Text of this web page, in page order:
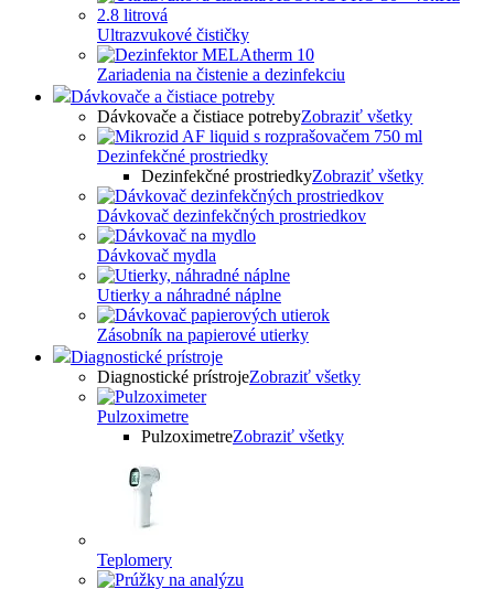
Ultrazvukové čističky
Zariadenia na čistenie a dezinfekciu
Dávkovače a čistiace potreby
Dávkovače a čistiace potrebyZobraziť všetky
Dezinfekčné prostriedky
Dezinfekčné prostriedkyZobraziť všetky
Dávkovač dezinfekčných prostriedkov
Dávkovač mydla
Utierky a náhradné náplne
Zásobník na papierové utierky
Diagnostické prístroje
Diagnostické prístrojeZobraziť všetky
Pulzoximetre
PulzoximetreZobraziť všetky
Teplomery